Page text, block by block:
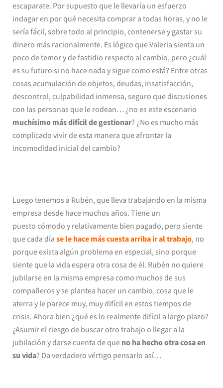
escaparate. Por supuesto que le llevaría un esfuerzo
indagar en por qué necesita comprar a todas horas, y no le
sería fácil, sobre todo al principio, contenerse y gastar su
dinero más racionalmente. Es lógico que Valeria sienta un
poco de temor y de fastidio respecto al cambio, pero ¿cuál
es su futuro si no hace nada y sigue como está? Entre otras
cosas acumulación de objetos, deudas, insatisfacción,
descontrol, culpabilidad inmensa, seguro que discusiones
con las personas que le rodean… ¿no es este escenario
muchísimo más difícil de gestionar? ¿No es mucho más
complicado vivir de esta manera que afrontar la
incomodidad inicial del cambio?
Luego tenemos a Rubén, que lleva trabajando en la misma
empresa desde hace muchos años. Tiene un
puesto cómodo y relativamente bien pagado, pero siente
que cada día se le hace más cuesta arriba ir al trabajo, no
porque exista algún problema en especial, sino porque
siente que la vida espera otra cosa de él. Rubén no quiere
jubilarse en la misma empresa como muchos de sus
compañeros y se plantea hacer un cambio, cosa que le
aterra y le parece muy, muy difícil en estos tiempos de
crisis. Ahora bien ¿qué es lo realmente difícil a largo plazo?
¿Asumir el riesgo de buscar otro trabajo o llegar a la
jubilación y darse cuenta de que no ha hecho otra cosa en
su vida? Da verdadero vértigo pensarlo así…